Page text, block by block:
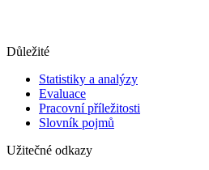
Důležité
Statistiky a analýzy
Evaluace
Pracovní příležitosti
Slovník pojmů
Užitečné odkazy